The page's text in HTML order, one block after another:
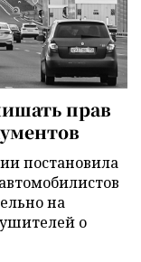
прав
постановила
на
о